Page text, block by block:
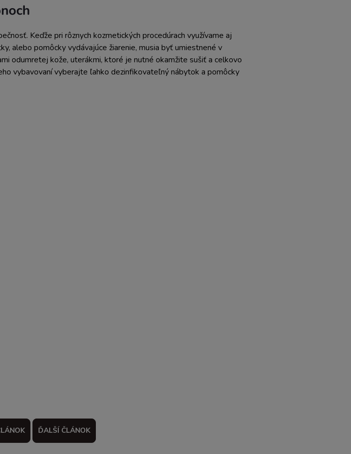
Keďže pri rôznych kozmetických procedúrach využívame aj
alebo pomôcky vydávajúce žiarenie, musia byť umiestnené v
odumretej kože, uterákmi, ktoré je nutné okamžite sušiť a celkovo
vybavovaní vyberajte ľahko dezinfikovateľný nábytok a pomôcky
ĎALŠÍ ČLÁNOK